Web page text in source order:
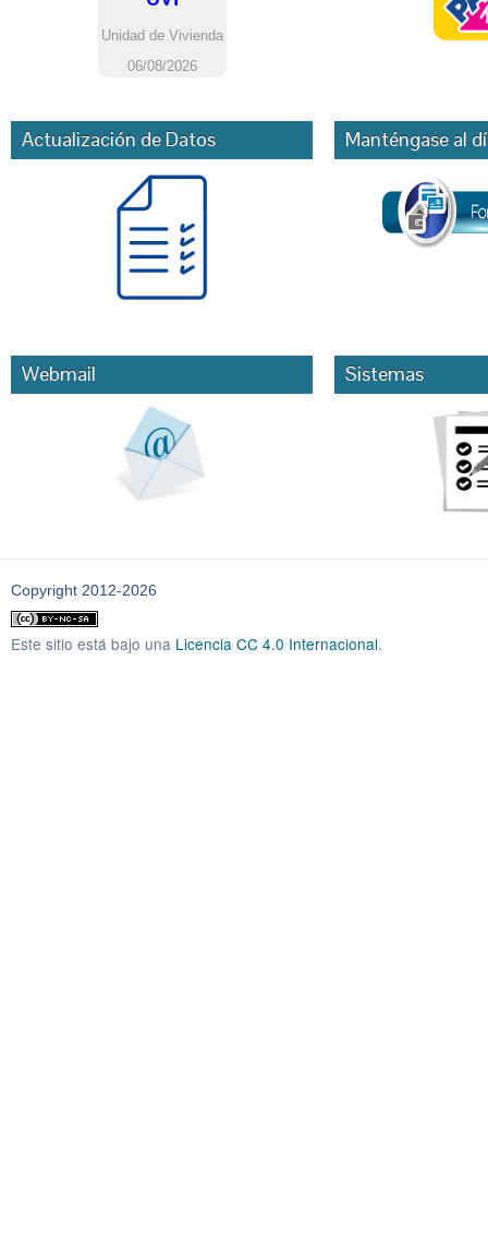
Actualización de Datos Manténgase al
Webmail Sistemas
Copyright 2012-2026
Este sitio está bajo una Licencia CC 4.0 Internacional.